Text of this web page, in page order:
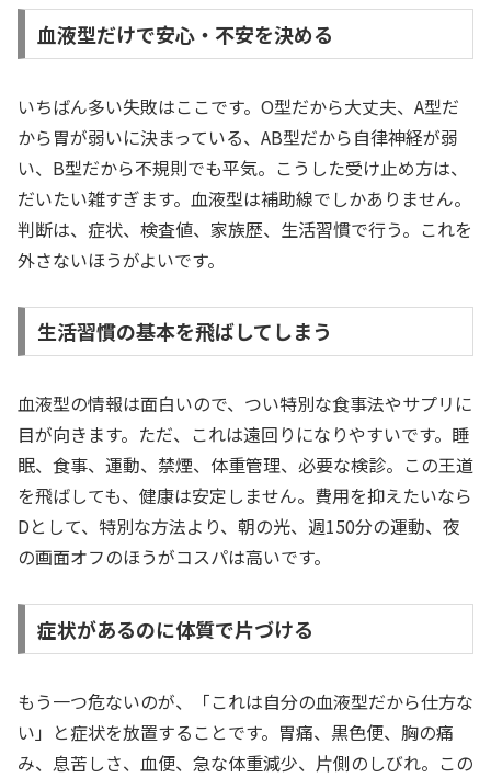
血液型だけで安心・不安を決める
いちばん多い失敗はここです。O型だから大丈夫、A型だ
から胃が弱いに決まっている、AB型だから自律神経が弱
い、B型だから不規則でも平気。こうした受け止め方は、
だいたい雑すぎます。血液型は補助線でしかありません。
判断は、症状、検査値、家族歴、生活習慣で行う。これを
外さないほうがよいです。
生活習慣の基本を飛ばしてしまう
血液型の情報は面白いので、つい特別な食事法やサプリに
目が向きます。ただ、これは遠回りになりやすいです。睡
眠、食事、運動、禁煙、体重管理、必要な検診。この王道
を飛ばしても、健康は安定しません。費用を抑えたいなら
Dとして、特別な方法より、朝の光、週150分の運動、夜
の画面オフのほうがコスパは高いです。
症状があるのに体質で片づける
もう一つ危ないのが、「これは自分の血液型だから仕方な
い」と症状を放置することです。胃痛、黒色便、胸の痛
み、息苦しさ、血便、急な体重減少、片側のしびれ。この